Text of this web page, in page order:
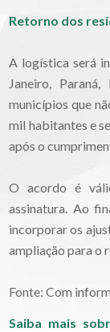
Retorno dos
A logística será
Janeiro,
municípios que
mil habitantes e
após o
O acordo é
assinatura. Ao
incorporar os
ampliação para o
Fonte: Com
Saiba mais